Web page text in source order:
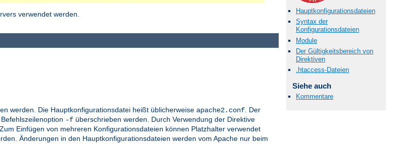
verwendet werden.
Hauptkonfigurationsdateien
Syntax der
Konfigurationsdateien
Module
Der Gültigkeitsbereich von
Direktiven
.htaccess-Dateien
Siehe auch
Kommentare
werden. Die Hauptkonfigurationsdatei heißt üblicherweise apache2.conf . Der
-f überschrieben werden. Durch Verwendung der Direktive
Einfügen von mehreren Konfigurationsdateien können Platzhalter verwendet
Änderungen in den Hauptkonfigurationsdateien werden vom Apache nur beim